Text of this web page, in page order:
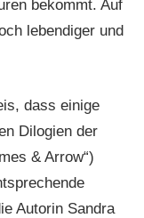
bekommt. Auf
lebendiger und
dass einige
Dilogien der
& Arrow“)
Autorin Sandra